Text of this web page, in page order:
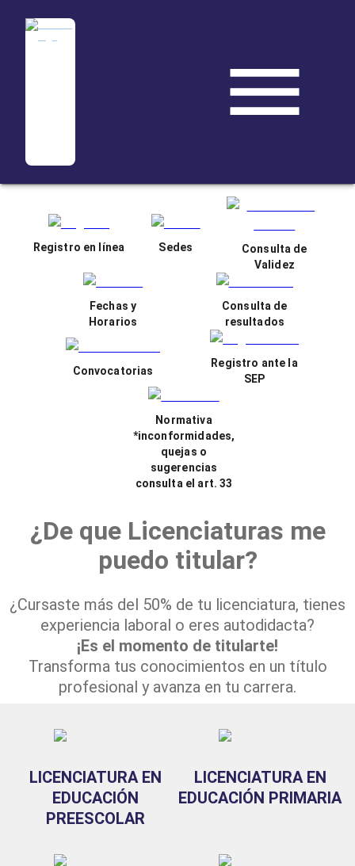
Registro en línea Sedes
Consulta de
Validez
Fechas y
Horarios
Consulta de
resultados
Convocatorias
Registro ante la
SEP
Normativa
*inconformidades,
quejas o
sugerencias
consulta el art. 33
¿De que Licenciaturas me
puedo titular?
¿Cursaste más del 50% de tu licenciatura, tienes
experiencia laboral o eres autodidacta?
¡Es el momento de titularte!
Transforma tus conocimientos en un título
profesional y avanza en tu carrera.
LICENCIATURA EN
EDUCACIÓN
PREESCOLAR
LICENCIATURA EN
EDUCACIÓN PRIMARIA